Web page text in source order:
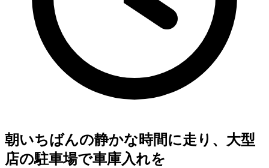
朝いちばんの静かな時間に走り、大型
店の駐車場で車庫入れを